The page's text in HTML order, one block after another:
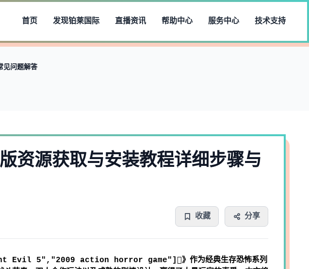
首页 发现铂莱国际 直播资讯 帮助中心 服务中心 技术支持
见问题解答
资源获取与安装教程详细步骤与
收藏 分享
Evil 5","2009 action horror game"]》作为经典生存恐怖系列